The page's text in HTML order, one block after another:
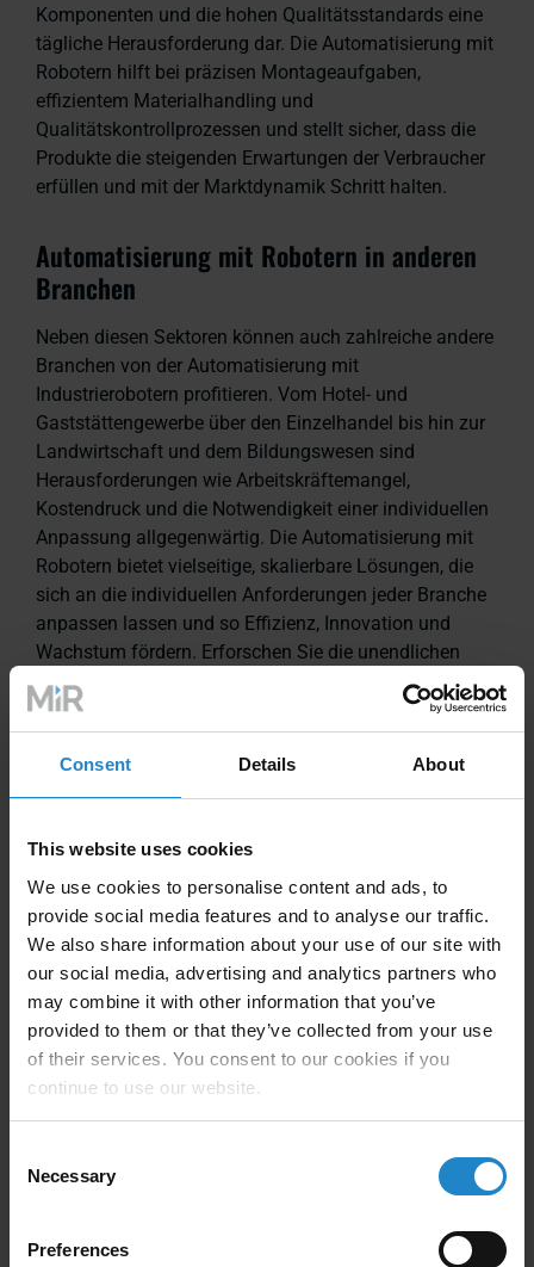
Consent Details About
This website uses cookies
We use cookies to personalise content and ads, to
provide social media features and to analyse our traffic.
We also share information about your use of our site with
our social media, advertising and analytics partners who
may combine it with other information that you’ve
provided to them or that they’ve collected from your use
of their services. You consent to our cookies if you
continue to use our website.
Selection
Necessary
Preferences
Komponenten und die hohen Qualitätsstandards eine
tägliche Herausforderung dar. Die Automatisierung mit
Robotern hilft bei präzisen Montageaufgaben,
effizientem Materialhandling und
Qualitätskontrollprozessen und stellt sicher, dass die
Produkte die steigenden Erwartungen der Verbraucher
erfüllen und mit der Marktdynamik Schritt halten.
Automatisierung mit Robotern in anderen
Branchen
Neben diesen Sektoren können auch zahlreiche andere
Branchen von der Automatisierung mit
Industrierobotern profitieren. Vom Hotel- und
Gaststättengewerbe über den Einzelhandel bis hin zur
Landwirtschaft und dem Bildungswesen sind
Herausforderungen wie Arbeitskräftemangel,
Kostendruck und die Notwendigkeit einer individuellen
Anpassung allgegenwärtig. Die Automatisierung mit
Robotern bietet vielseitige, skalierbare Lösungen, die
sich an die individuellen Anforderungen jeder Branche
anpassen lassen und so Effizienz, Innovation und
Wachstum fördern. Erforschen Sie die unendlichen
Möglichkeiten der Automatisierung in verschiedenen
Branchen.